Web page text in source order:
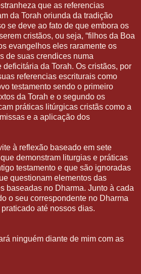
que as referencias
da Torah oriunda da tradição
se deve ao fato de que embora os
cristãos, ou seja, “filhos da Boa
evangelhos eles raramente os
de suas crendices numa
da Torah. Os cristãos, por
referencias escriturais como
testamento sendo o primeiro
da Torah e o segundo os
práticas litúrgicas cristãs como a
e a aplicação dos
à reflexão baseado em sete
demonstram liturgias e práticas
testamento e que são ignoradas
questionam elementos das
baseadas no Dharma. Junto à cada
o seu correspondente no Dharma
até nossos dias.
ninguém diante de mim com as